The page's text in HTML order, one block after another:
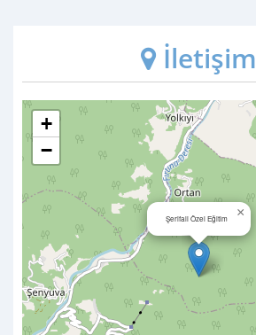
İletişim
Şerifali Özel Eğitim ×
+
−